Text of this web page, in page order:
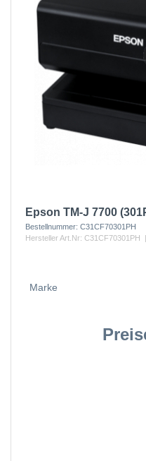
Epson TM-J 7700
Bestellnummer: C31CF70301PH
Hersteller Art.Nr: C31CF70301PH
Marke